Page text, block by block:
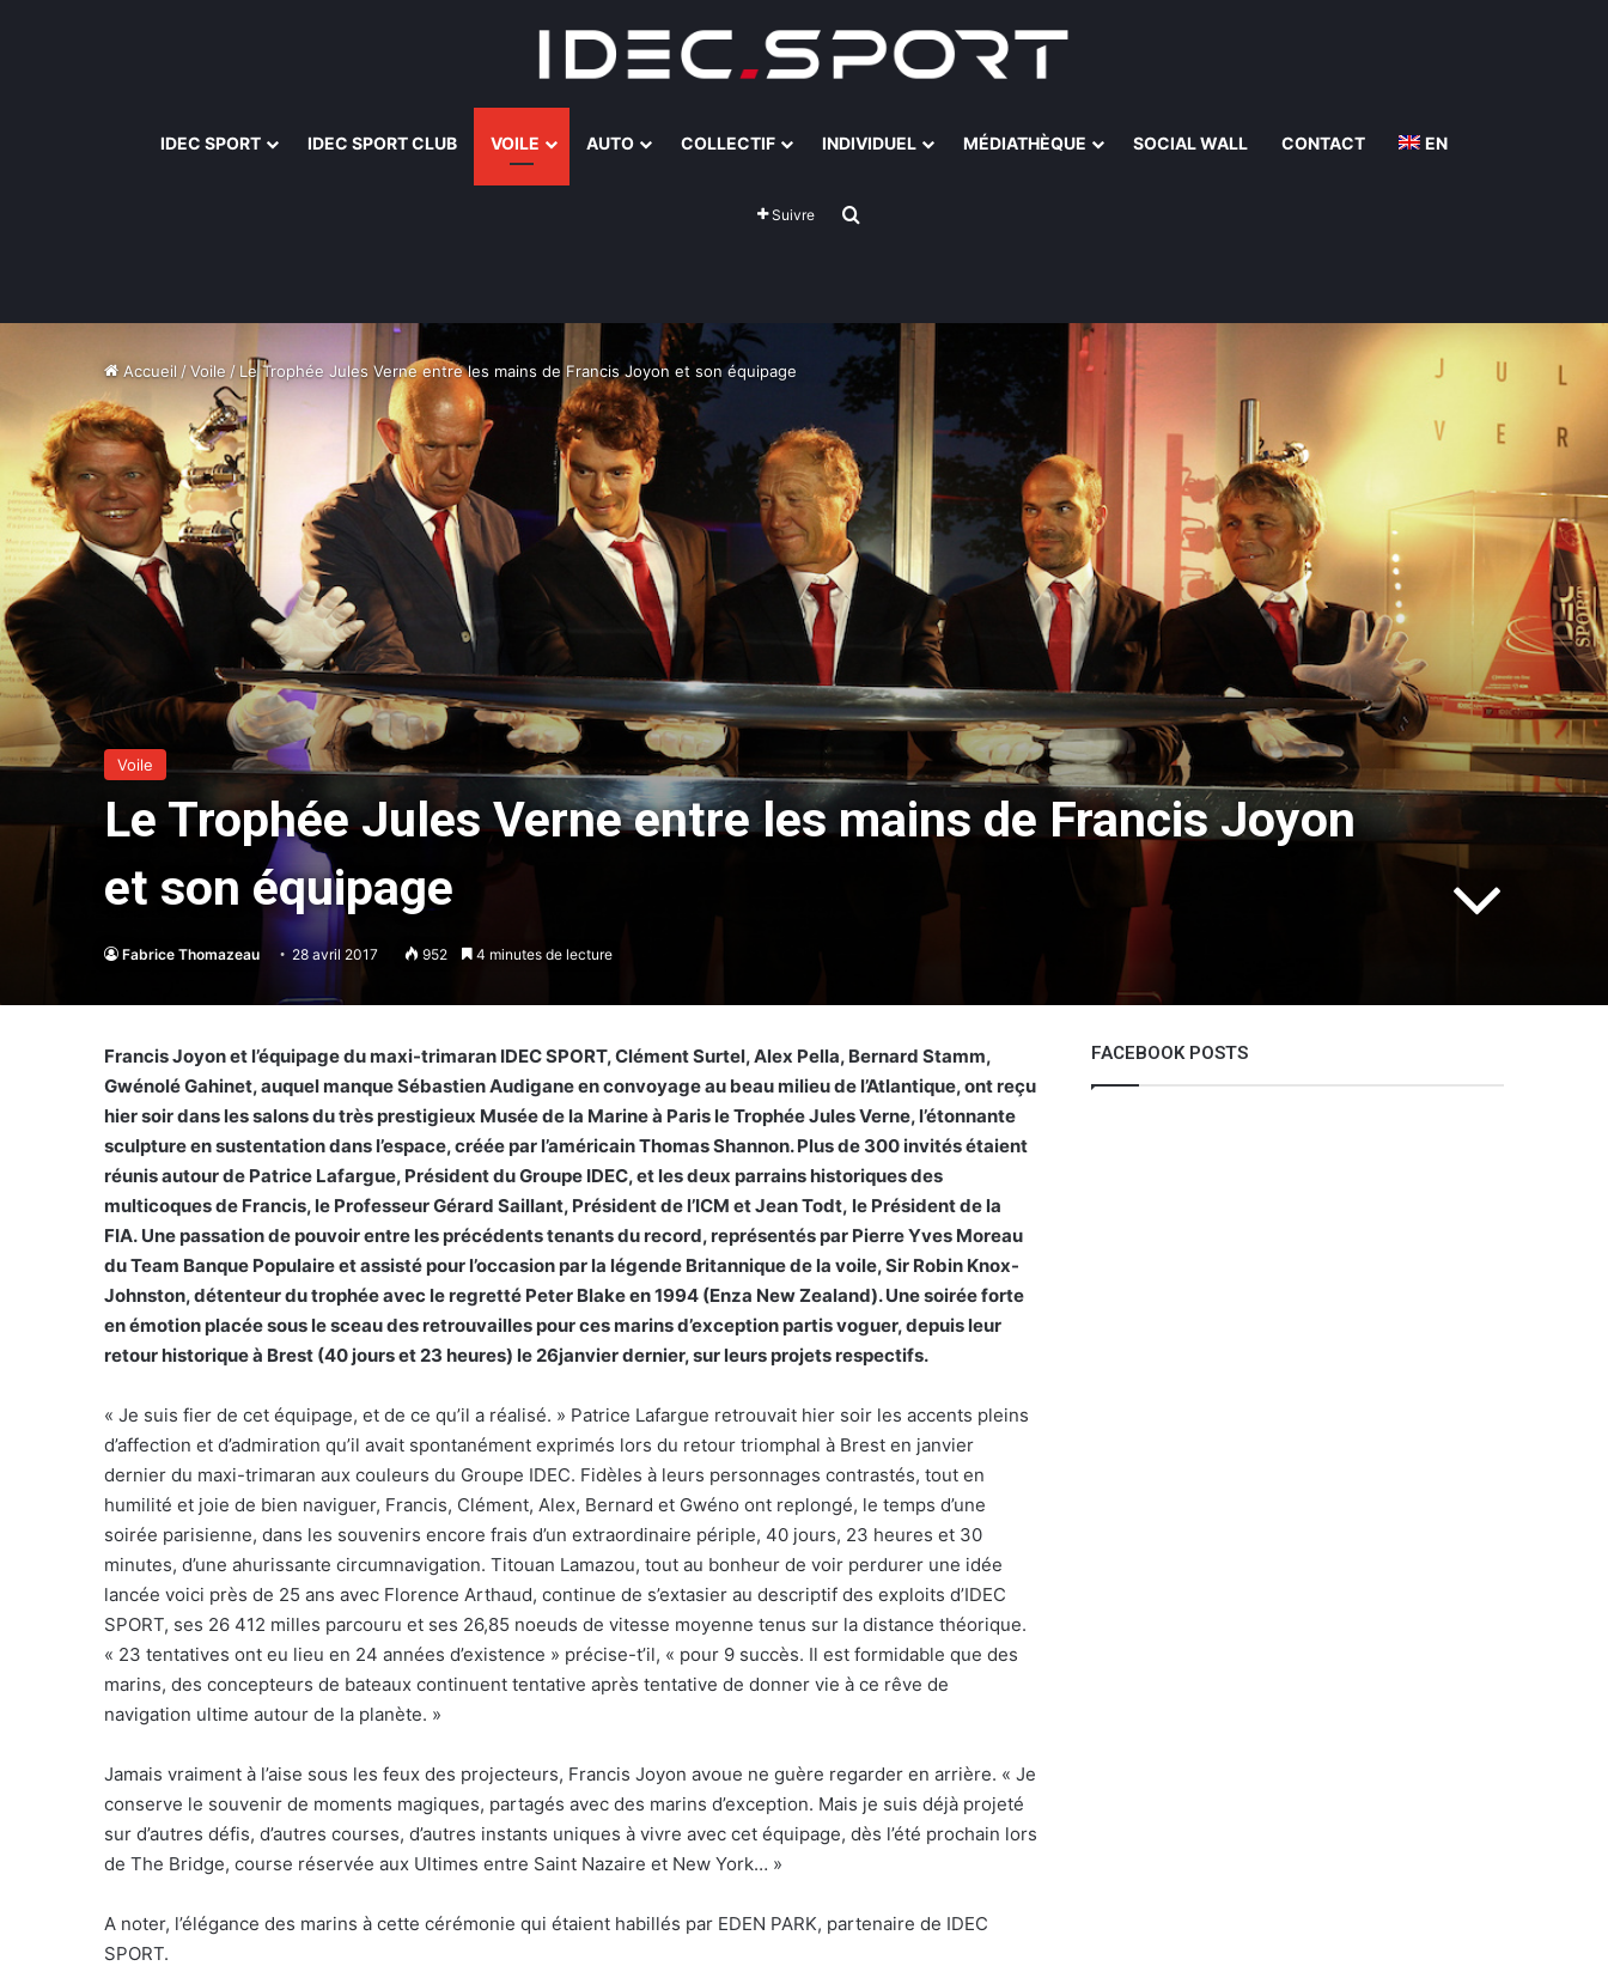
IDEC SPORT IDEC SPORT CLUB VOILE AUTO COLLECTIF INDIVIDUEL MÉDIATHÈQUE SOCIAL WALL CONTACT EN
Suivre
Accueil /Voile / Le Trophée Jules Verne entre les mains de Francis Joyon et son équipage
Voile
Le Trophée Jules Verne entre les mains de Francis Joyon
et son équipage
Fabrice Thomazeau 28 avril 2017 952 4 minutes de lecture
Francis Joyon et l’équipage du maxi-trimaran IDEC SPORT, Clément Surtel, Alex Pella, Bernard Stamm,
Gwénolé Gahinet, auquel manque Sébastien Audigane en convoyage au beau milieu de l’Atlantique, ont reçu
hier soir dans les salons du très prestigieux Musée de la Marine à Paris le Trophée Jules Verne, l’étonnante
sculpture en sustentation dans l’espace, créée par l’américain Thomas Shannon. Plus de 300 invités étaient
réunis autour de Patrice Lafargue, Président du Groupe IDEC, et les deux parrains historiques des
multicoques de Francis, le Professeur Gérard Saillant, Président de l’ICM et Jean Todt, le Président de la
FIA. Une passation de pouvoir entre les précédents tenants du record, représentés par Pierre Yves Moreau
du Team Banque Populaire et assisté pour l’occasion par la légende Britannique de la voile, Sir Robin Knox-
Johnston, détenteur du trophée avec le regretté Peter Blake en 1994 (Enza New Zealand). Une soirée forte
en émotion placée sous le sceau des retrouvailles pour ces marins d’exception partis voguer, depuis leur
retour historique à Brest (40 jours et 23 heures) le 26janvier dernier, sur leurs projets respectifs.
« Je suis fier de cet équipage, et de ce qu’il a réalisé. » Patrice Lafargue retrouvait hier soir les accents pleins
d’affection et d’admiration qu’il avait spontanément exprimés lors du retour triomphal à Brest en janvier
dernier du maxi-trimaran aux couleurs du Groupe IDEC. Fidèles à leurs personnages contrastés, tout en
humilité et joie de bien naviguer, Francis, Clément, Alex, Bernard et Gwéno ont replongé, le temps d’une
soirée parisienne, dans les souvenirs encore frais d’un extraordinaire périple, 40 jours, 23 heures et 30
minutes, d’une ahurissante circumnavigation. Titouan Lamazou, tout au bonheur de voir perdurer une idée
lancée voici près de 25 ans avec Florence Arthaud, continue de s’extasier au descriptif des exploits d’IDEC
SPORT, ses 26 412 milles parcouru et ses 26,85 noeuds de vitesse moyenne tenus sur la distance théorique.
« 23 tentatives ont eu lieu en 24 années d’existence » précise-t’il, « pour 9 succès. Il est formidable que des
marins, des concepteurs de bateaux continuent tentative après tentative de donner vie à ce rêve de
navigation ultime autour de la planète. »
Jamais vraiment à l’aise sous les feux des projecteurs, Francis Joyon avoue ne guère regarder en arrière. « Je
conserve le souvenir de moments magiques, partagés avec des marins d’exception. Mais je suis déjà projeté
sur d’autres défis, d’autres courses, d’autres instants uniques à vivre avec cet équipage, dès l’été prochain lors
de The Bridge, course réservée aux Ultimes entre Saint Nazaire et New York… »
A noter, l’élégance des marins à cette cérémonie qui étaient habillés par EDEN PARK, partenaire de IDEC
SPORT.
FACEBOOK POSTS